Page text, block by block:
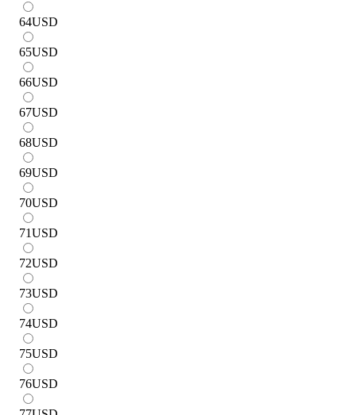
64USD
65USD
66USD
67USD
68USD
69USD
70USD
71USD
72USD
73USD
74USD
75USD
76USD